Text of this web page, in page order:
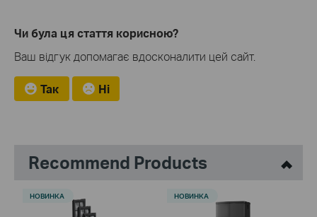
Чи була ця стаття корисною?
Ваш відгук допомагає вдосконалити цей сайт.
Так Ні
Recommend Products
НОВИНКА НОВИНКА